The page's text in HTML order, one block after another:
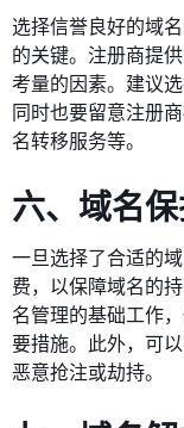
选择信誉良好的域
的关键。注册商提
考量的因素。建议
同时也要留意注册
名转移服务等。
六、域名
一旦选择了合适的
费，以保障域名的
名管理的基础工作
要措施。此外，可
恶意抢注或劫持。